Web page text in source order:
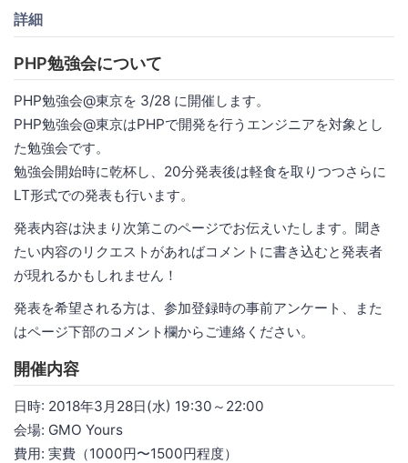
詳細
PHP勉強会について
PHP勉強会@東京を 3/28 に開催します。
PHP勉強会@東京はPHPで開発を行うエンジニアを対象とし
た勉強会です。
勉強会開始時に乾杯し、20分発表後は軽食を取りつつさらに
LT形式での発表も行います。
発表内容は決まり次第このページでお伝えいたします。聞き
たい内容のリクエストがあればコメントに書き込むと発表者
が現れるかもしれません！
発表を希望される方は、参加登録時の事前アンケート、また
はページ下部のコメント欄からご連絡ください。
開催内容
日時: 2018年3月28日(水) 19:30～22:00
会場: GMO Yours
費用: 実費（1000円〜1500円程度）